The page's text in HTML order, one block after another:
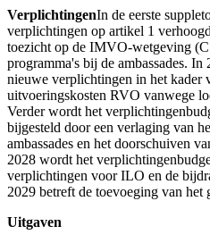
VerplichtingenIn de eerste
verplichtingen op artikel 1
toezicht op de IMVO-wetgeving
programma's bij de ambassades.
nieuwe verplichtingen in het kader
uitvoeringskosten RVO vanwege
Verder wordt het
bijgesteld door een verlaging van
ambassades en het doorschuiven
2028 wordt het
verplichtingen voor ILO en de
2029 betreft de toevoeging van het
Uitgaven